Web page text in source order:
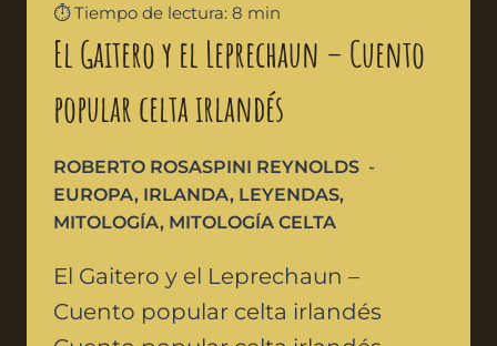
⏱️ Tiempo de lectura: 8 min
El Gaitero y el Leprechaun – Cuento
popular celta irlandés
ROBERTO ROSASPINI REYNOLDS
EUROPA, IRLANDA, LEYENDAS,
MITOLOGÍA, MITOLOGÍA CELTA
El Gaitero y el Leprechaun –
Cuento popular celta irlandés